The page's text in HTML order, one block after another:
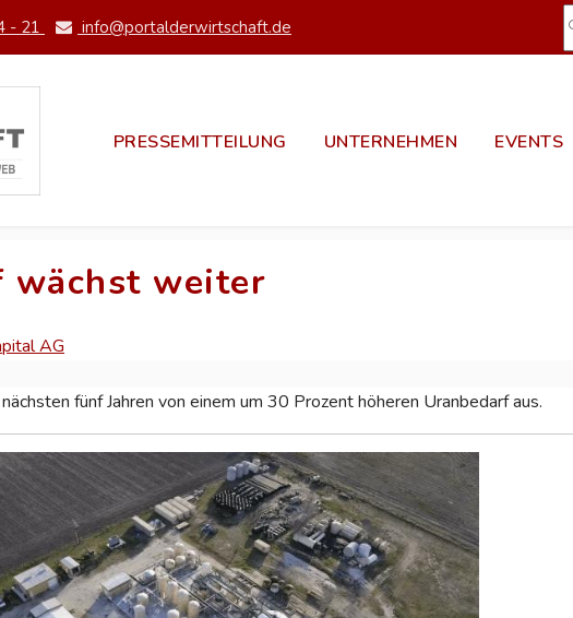
- 21 info@portalderwirtschaft.de
PRESSEMITTEILUNG UNTERNEHMEN EVENTS
wächst weiter
AG
fünf Jahren von einem um 30 Prozent höheren Uranbedarf aus.